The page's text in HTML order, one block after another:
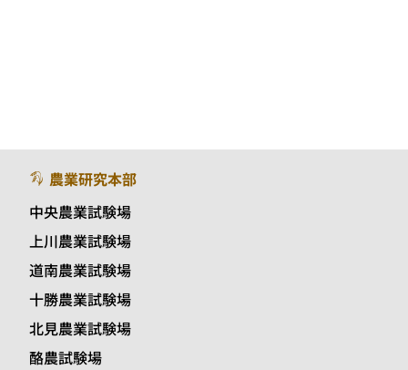
農業研究本部
中央農業試験場
上川農業試験場
道南農業試験場
十勝農業試験場
北見農業試験場
酪農試験場